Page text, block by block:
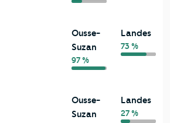
Ousse-
Suzan
97 %
Landes
73 %
Ousse-
Suzan
Landes
27 %